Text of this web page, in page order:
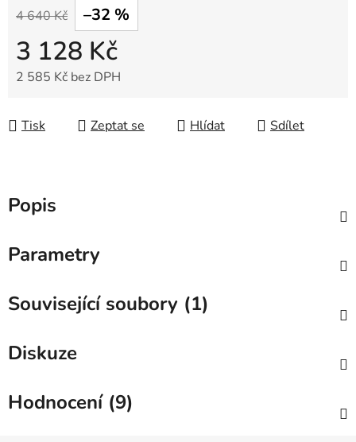
4 640 Kč –32 %
3 128 Kč
2 585 Kč bez DPH
Tisk
Zeptat se Hlídat Sdílet
Popis
Parametry
Související soubory (1)
Diskuze
Hodnocení (9)